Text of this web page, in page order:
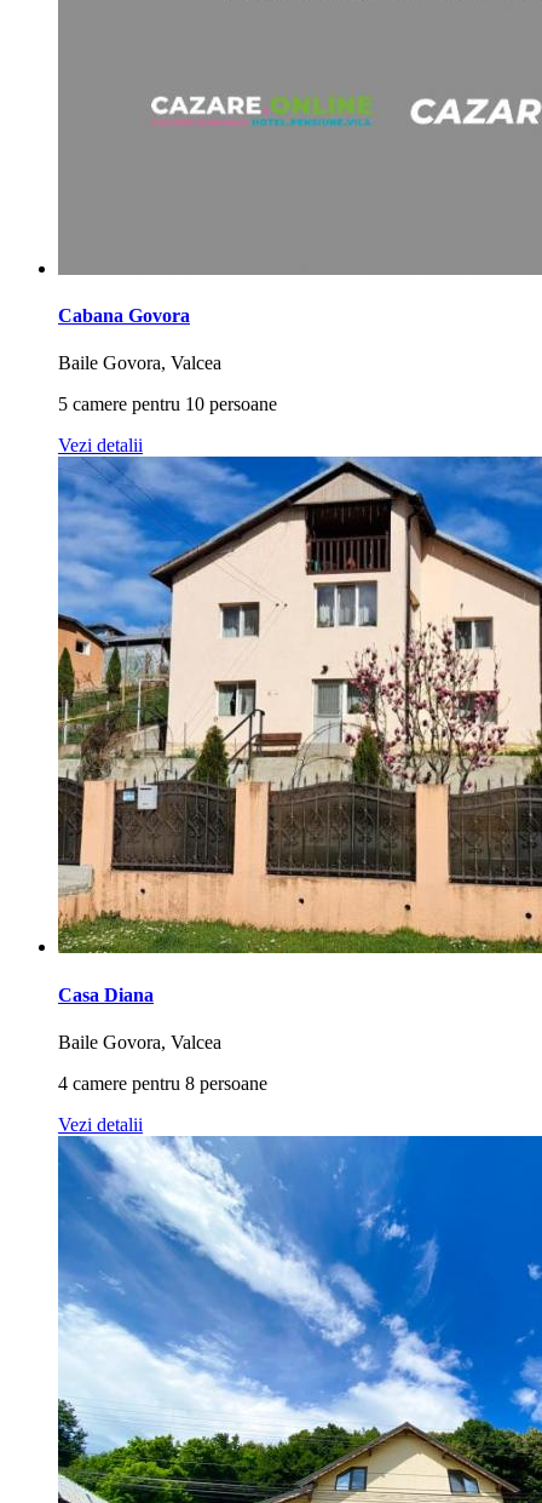
Cabana Govora
Baile Govora, Valcea
5 camere pentru 10 persoane
Vezi detalii
Casa Diana
Baile Govora, Valcea
4 camere pentru 8 persoane
Vezi detalii